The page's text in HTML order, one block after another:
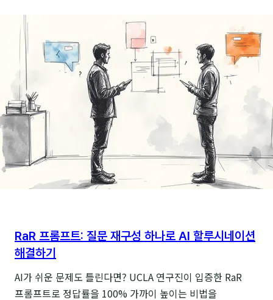
엔지니어링’으로
해결하기
RaR 프롬프트: 질문 재구성 하나로 AI 할루시네이션
해결하기
AI가 쉬운 문제도 틀린다면? UCLA 연구진이 입증한 RaR
프롬프트로 정답률을 100% 가까이 높이는 비법을